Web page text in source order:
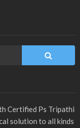
Certified Ps Tripathi
solution to all kinds